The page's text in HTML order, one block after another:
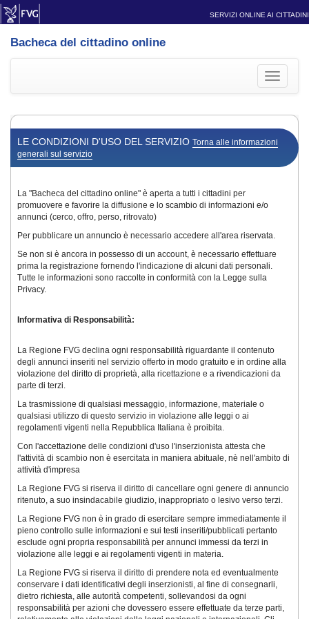
SERVIZI ONLINE AI CITTADINI
Bacheca del cittadino online
Toggle
LE CONDIZIONI D'USO DEL SERVIZIO Torna alle informazioni
generali sul servizio
La "Bacheca del cittadino online" è aperta a tutti i cittadini per
promuovere e favorire la diffusione e lo scambio di informazioni e/o
annunci (cerco, offro, perso, ritrovato)
Per pubblicare un annuncio è necessario accedere all'area riservata.
Se non si è ancora in possesso di un account, è necessario effettuare
prima la registrazione fornendo l'indicazione di alcuni dati personali.
Tutte le informazioni sono raccolte in conformità con la Legge sulla
Privacy.
Informativa di Responsabilità:
La Regione FVG declina ogni responsabilità riguardante il contenuto
degli annunci inseriti nel servizio offerto in modo gratuito e in ordine alla
violazione del diritto di proprietà, alla ricettazione e a rivendicazioni da
parte di terzi.
La trasmissione di qualsiasi messaggio, informazione, materiale o
qualsiasi utilizzo di questo servizio in violazione alle leggi o ai
regolamenti vigenti nella Repubblica Italiana è proibita.
Con l'accettazione delle condizioni d'uso l'inserzionista attesta che
l'attività di scambio non è esercitata in maniera abituale, nè nell'ambito di
attività d'impresa
La Regione FVG si riserva il diritto di cancellare ogni genere di annuncio
ritenuto, a suo insindacabile giudizio, inappropriato o lesivo verso terzi.
La Regione FVG non è in grado di esercitare sempre immediatamente il
pieno controllo sulle informazioni e sui testi inseriti/pubblicati pertanto
esclude ogni propria responsabilità per annunci immessi da terzi in
violazione alle leggi e ai regolamenti vigenti in materia.
La Regione FVG si riserva il diritto di prendere nota ed eventualmente
conservare i dati identificativi degli inserzionisti, al fine di consegnarli,
dietro richiesta, alle autorità competenti, sollevandosi da ogni
responsabilità per azioni che dovessero essere effettuate da terze parti,